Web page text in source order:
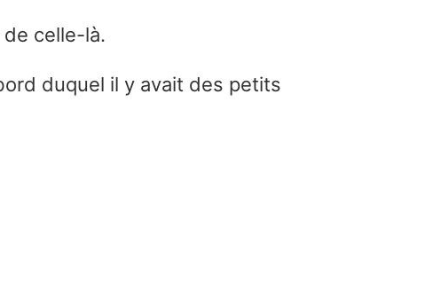
de celle-là.
duquel il y avait des petits